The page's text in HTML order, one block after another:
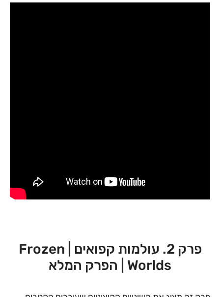
פרק 2. עולמות קפואים | Frozen
Worlds | הפרק המלא